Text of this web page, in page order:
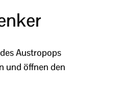
Austropops
und öffnen den